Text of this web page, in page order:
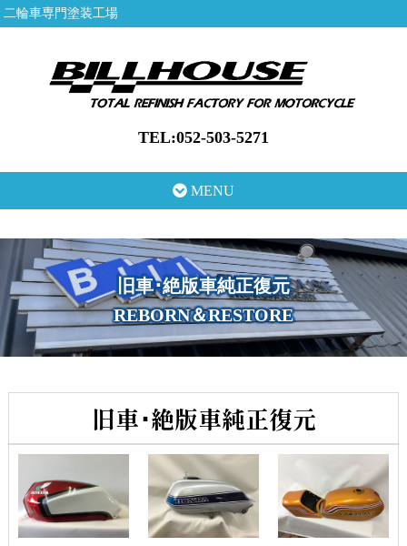
二輪車専門塗装工場
TEL:052-503-5271
MENU
旧車･絶版車純正復元
REBORN＆RESTORE
旧車･絶版車純正復元